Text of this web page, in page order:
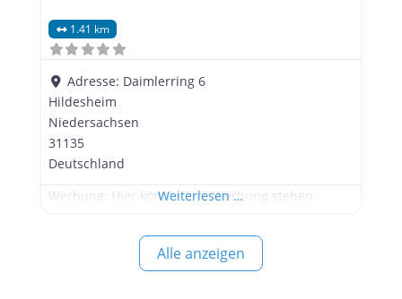
1.41 km
Adresse: Daimlerring 6
Hildesheim
Niedersachsen
31135
Deutschland
Werbung: Hier könnte Ihre Werbung stehen.
Weiterlesen …
Alle anzeigen